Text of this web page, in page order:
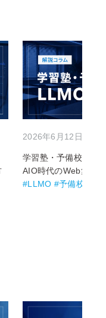
2026年6月12日
学習塾・予備校の
AIO時代のWeb集客
#LLMO #予備校 #学